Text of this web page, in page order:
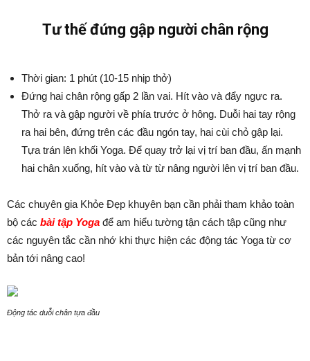
Tư thế đứng gập người chân rộng
Thời gian: 1 phút (10-15 nhịp thở)
Đứng hai chân rộng gấp 2 lần vai. Hít vào và đẩy ngực ra.
Thở ra và gập người về phía trước ở hông. Duỗi hai tay rộng
ra hai bên, đứng trên các đầu ngón tay, hai cùi chỏ gập lại.
Tựa trán lên khối Yoga. Để quay trở lại vị trí ban đầu, ấn mạnh
hai chân xuống, hít vào và từ từ nâng người lên vị trí ban đầu.
Các chuyên gia Khỏe Đẹp khuyên bạn cần phải tham khảo toàn
bộ các bài tập Yoga để am hiểu tường tận cách tập cũng như
các nguyên tắc cần nhớ khi thực hiện các động tác Yoga từ cơ
bản tới nâng cao!
Động tác duỗi chân tựa đầu